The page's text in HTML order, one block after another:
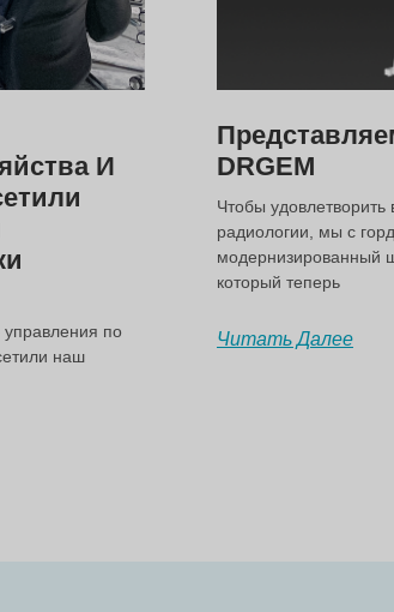
И
управления по
наш
DRGEM
Чтобы
радиологии, мы с
модернизированный
который теперь
Читать Далее